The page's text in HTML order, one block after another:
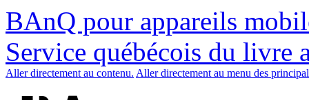
BAnQ pour appareils
Service québécois du livre
Aller directement au contenu. Aller directement au menu des